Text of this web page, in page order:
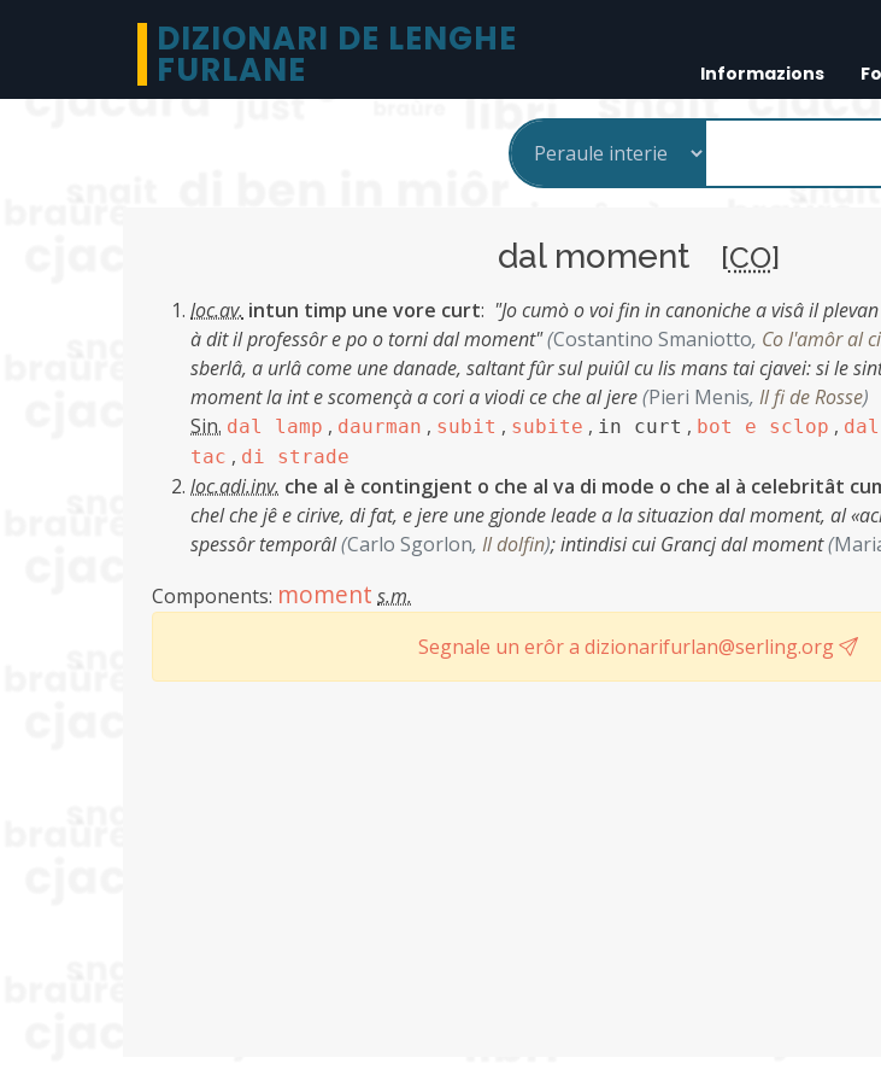
DIZIONARI DE LENGHE
FURLANE Informazions
dal moment [CO]
loc.av. intun timp une vore curt: "Jo cumò o voi fin in canoniche a visâ il
à dit il professôr e po o torni dal moment"(Costantino Smaniotto, Co l'amôr al
sberlâ, a urlâ come une danade, saltant fûr sul puiûl cu lis mans tai cjavei: si le
moment la int e scomençà a cori a viodi ce che al jere(Pieri Menis, Il fi de Rosse)
Sin. dal lamp , daurman , subit , subite , in curt , bot e sclop ,
tac , di strade
loc.adi.inv. che al è contingjent o che al va di mode o che al à celebritât
chel che jê e cirive, di fat, e jere une gjonde leade a la situazion dal moment, al
spessôr temporâl(Carlo Sgorlon, Il dolfin);intindisi cui Grancj dal moment(
Components: moment s.m.
Segnale un erôr a dizionarifurlan@serling.org